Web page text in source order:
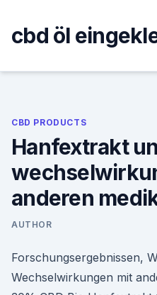
content
cbd öl
CBD PRODUCTS
Hanfextrakt
anderen
AUTHOR
Forschungsergebnissen,
Wechselwirkungen mit